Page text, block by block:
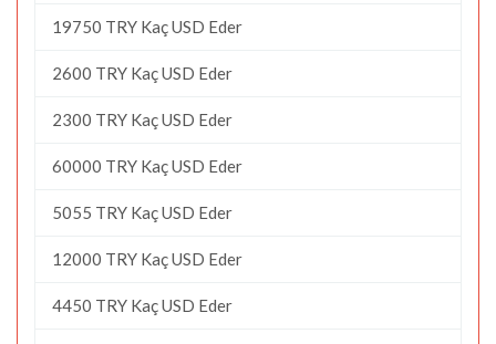
19750 TRY Kaç USD Eder
2600 TRY Kaç USD Eder
2300 TRY Kaç USD Eder
60000 TRY Kaç USD Eder
5055 TRY Kaç USD Eder
12000 TRY Kaç USD Eder
4450 TRY Kaç USD Eder